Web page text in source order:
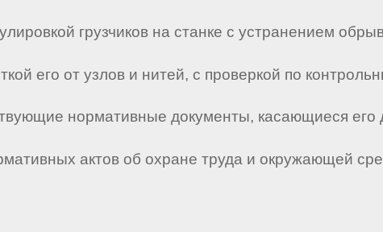
грузчиков на станке с устранением
его от узлов и нитей, с проверкой по
нормативные документы, касающиеся его
актов об охране труда и окружающей